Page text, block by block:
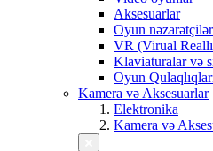
Aksesuarlar
Oyun
VR (Virual
Klaviaturalar və
Oyun
Kamera və Aksesuarlar
Elektronika
Kamera və